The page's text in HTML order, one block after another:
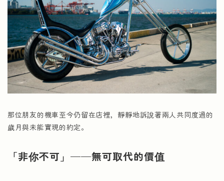
那位朋友的機車至今仍留在店裡，靜靜地訴說著兩人共同度過的
歲月與未能實現的約定。
「非你不可」——無可取代的價值